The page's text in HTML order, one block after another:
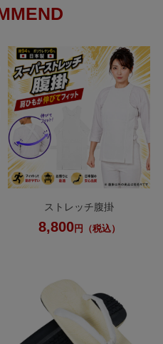
ストレッチ腹掛
8,800円（税込）